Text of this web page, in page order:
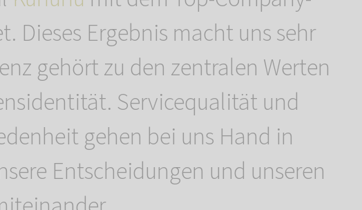
Dieses Ergebnis macht uns sehr
gehört zu den zentralen Werten
Servicequalität und
gehen bei uns Hand in
Entscheidungen und unseren